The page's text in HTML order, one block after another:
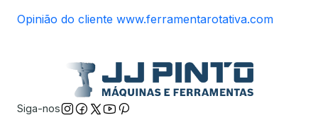
Opinião do cliente www.ferramentarotativa.com
Siga-nos